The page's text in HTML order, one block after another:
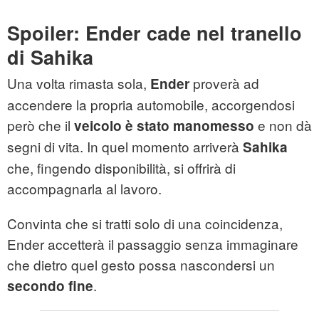
Spoiler: Ender cade nel tranello
di Sahika
Una volta rimasta sola, Ender proverà ad
accendere la propria automobile, accorgendosi
però che il veicolo è stato manomesso e non dà
segni di vita. In quel momento arriverà Sahika
che, fingendo disponibilità, si offrirà di
accompagnarla al lavoro.
Convinta che si tratti solo di una coincidenza,
Ender accetterà il passaggio senza immaginare
che dietro quel gesto possa nascondersi un
secondo fine.